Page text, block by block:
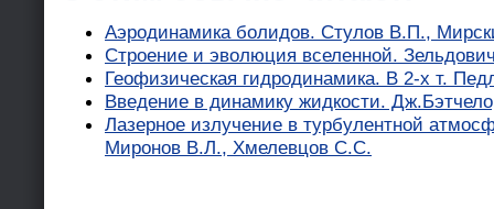
Аэродинамика болидов. Стулов В.П.,
Строение и эволюция вселенной.
Геофизическая гидродинамика. В 2-х т.
Введение в динамику жидкости.
Лазерное излучение в турбулентной
Миронов В.Л., Хмелевцов С.С.